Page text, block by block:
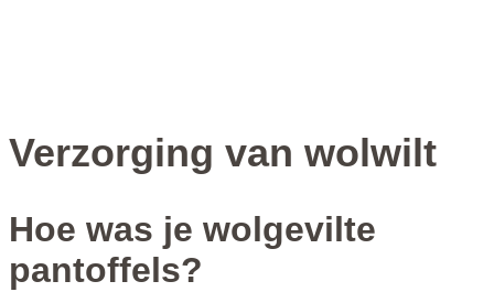
Verzorging van wolwilt
Hoe was je wolgevilte
pantoffels?